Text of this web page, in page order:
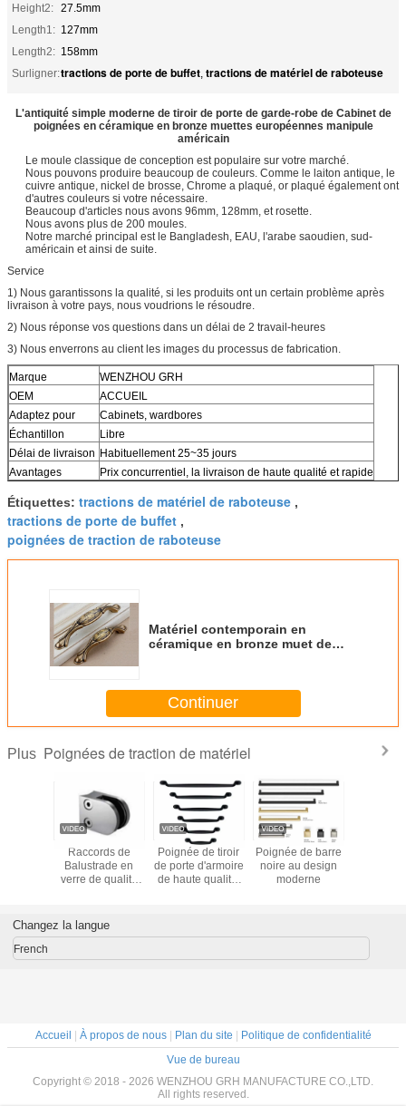
Height2: 27.5mm
Length1: 127mm
Length2: 158mm
Surligner:tractions de porte de buffet, tractions de matériel de raboteuse
L'antiquité simple moderne de tiroir de porte de garde-robe de Cabinet de
poignées en céramique en bronze muettes européennes manipule
américain
Le moule classique de conception est populaire sur votre marché.
Nous pouvons produire beaucoup de couleurs. Comme le laiton antique, le
cuivre antique, nickel de brosse, Chrome a plaqué, or plaqué également ont
d'autres couleurs si votre nécessaire.
Beaucoup d'articles nous avons 96mm, 128mm, et rosette.
Nous avons plus de 200 moules.
Notre marché principal est le Bangladesh, EAU, l'arabe saoudien, sud-
américain et ainsi de suite.
Service
1) Nous garantissons la qualité, si les produits ont un certain problème après
livraison à votre pays, nous voudrions le résoudre.
2) Nous réponse vos questions dans un délai de 2 travail-heures
3) Nous enverrons au client les images du processus de fabrication.
Marque
WENZHOU GRH
OEM
ACCUEIL
Adaptez pour
Cabinets, wardbores
Échantillon
Libre
Délai de livraison Habituellement 25~35 jours
Avantages
Prix concurrentiel, la livraison de haute qualité et rapide
Étiquettes: tractions de matériel de raboteuse ,
tractions de porte de buffet ,
poignées de traction de raboteuse
Matériel contemporain en
céramique en bronze muet de
Continuer
Plus Poignées de traction de matériel
Raccords de
Balustrade en
verre de qualité
acier inoxydable
pour mur de pont
balustrade de
Poignée de tiroir
de porte d'armoire
de haute qualité,
cuisine
Poignée de barre
noire au design
moderne
Changez la langue
French
Accueil | À propos de nous| Plan du site | Politique de confidentialité
Vue de bureau
Copyright © 2018 - 2026 WENZHOU GRH MANUFACTURE CO.,LTD.
All rights reserved.